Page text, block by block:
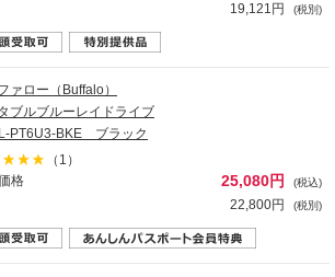
19,121円 (税別)
ァロー（Buffalo）
ブルブルーレイドライブ
PT6U3-BKE ブラック
（1）
格
25,080円 (税込)
22,800円 (税別)